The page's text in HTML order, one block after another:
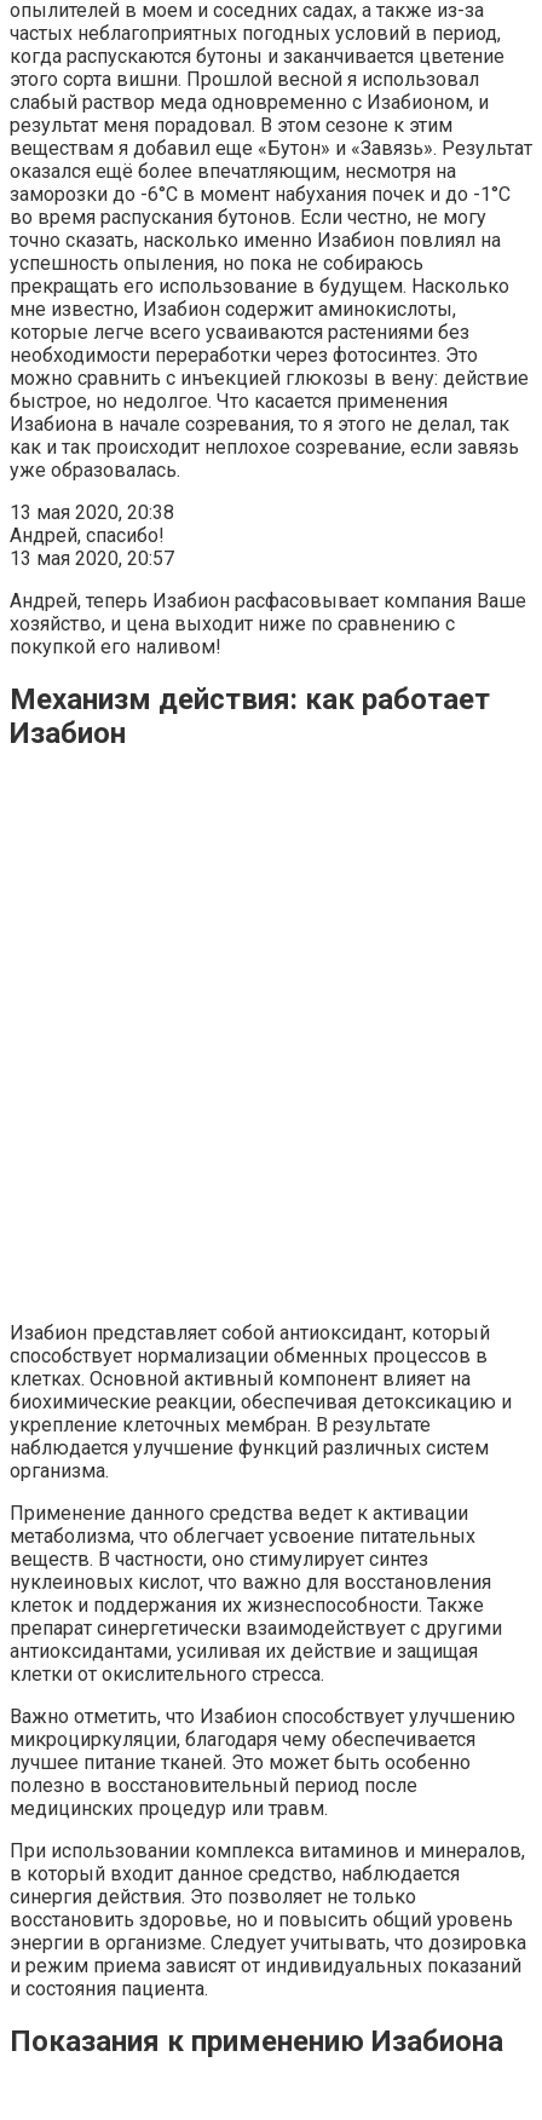
опылителей в моем и соседних садах, а также из-за
частых неблагоприятных погодных условий в период,
когда распускаются бутоны и заканчивается цветение
этого сорта вишни. Прошлой весной я использовал
слабый раствор меда одновременно с Изабионом, и
результат меня порадовал. В этом сезоне к этим
веществам я добавил еще «Бутон» и «Завязь». Результат
оказался ещё более впечатляющим, несмотря на
заморозки до -6°C в момент набухания почек и до -1°C
во время распускания бутонов. Если честно, не могу
точно сказать, насколько именно Изабион повлиял на
успешность опыления, но пока не собираюсь
прекращать его использование в будущем. Насколько
мне известно, Изабион содержит аминокислоты,
которые легче всего усваиваются растениями без
необходимости переработки через фотосинтез. Это
можно сравнить с инъекцией глюкозы в вену: действие
быстрое, но недолгое. Что касается применения
Изабиона в начале созревания, то я этого не делал, так
как и так происходит неплохое созревание, если завязь
уже образовалась.
13 мая 2020, 20:38
Андрей, спасибо!
13 мая 2020, 20:57
Андрей, теперь Изабион расфасовывает компания Ваше
хозяйство, и цена выходит ниже по сравнению с
покупкой его наливом!
Механизм действия: как работает
Изабион
Изабион представляет собой антиоксидант, который
способствует нормализации обменных процессов в
клетках. Основной активный компонент влияет на
биохимические реакции, обеспечивая детоксикацию и
укрепление клеточных мембран. В результате
наблюдается улучшение функций различных систем
организма.
Применение данного средства ведет к активации
метаболизма, что облегчает усвоение питательных
веществ. В частности, оно стимулирует синтез
нуклеиновых кислот, что важно для восстановления
клеток и поддержания их жизнеспособности. Также
препарат синергетически взаимодействует с другими
антиоксидантами, усиливая их действие и защищая
клетки от окислительного стресса.
Важно отметить, что Изабион способствует улучшению
микроциркуляции, благодаря чему обеспечивается
лучшее питание тканей. Это может быть особенно
полезно в восстановительный период после
медицинских процедур или травм.
При использовании комплекса витаминов и минералов,
в который входит данное средство, наблюдается
синергия действия. Это позволяет не только
восстановить здоровье, но и повысить общий уровень
энергии в организме. Следует учитывать, что дозировка
и режим приема зависят от индивидуальных показаний
и состояния пациента.
Показания к применению Изабиона